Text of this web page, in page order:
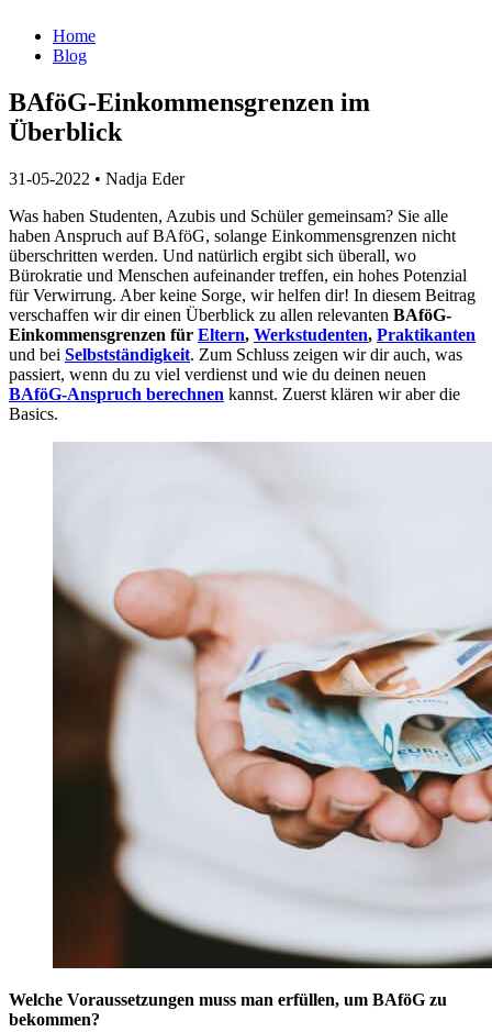
Home
Blog
BAföG-Einkommensgrenzen im
Überblick
31-05-2022 • Nadja Eder
Was haben Studenten, Azubis und Schüler gemeinsam? Sie alle
haben Anspruch aufBAföG, solange Einkommensgrenzen nicht
überschritten werden. Und natürlich ergibt sich überall, wo
Bürokratie und Menschen aufeinander treffen, ein hohes Potenzial
für Verwirrung. Aber keine Sorge, wir helfen dir! In diesem Beitrag
verschaffen wir dir einen Überblick zu allen relevanten BAföG-
Einkommensgrenzen für Eltern, Werkstudenten, Praktikanten
und bei Selbstständigkeit. Zum Schluss zeigen wir dir auch, was
passiert, wenn du zu viel verdienst und wie du deinen neuen
BAföG-Anspruch berechnen kannst. Zuerst klären wir aber die
Basics.
Welche Voraussetzungen muss man erfüllen, um BAföG zu
bekommen?